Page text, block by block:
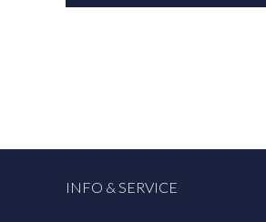
INFO & SERVICE